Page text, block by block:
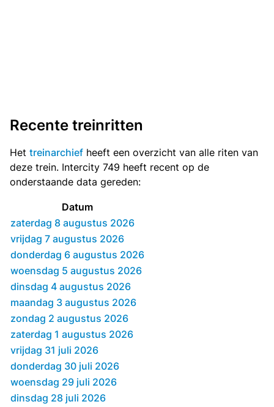
Recente treinritten
Het treinarchief heeft een overzicht van alle riten van
deze trein. Intercity 749 heeft recent op de
onderstaande data gereden:
Datum
zaterdag 8 augustus 2026
vrijdag 7 augustus 2026
donderdag 6 augustus 2026
woensdag 5 augustus 2026
dinsdag 4 augustus 2026
maandag 3 augustus 2026
zondag 2 augustus 2026
zaterdag 1 augustus 2026
vrijdag 31 juli 2026
donderdag 30 juli 2026
woensdag 29 juli 2026
dinsdag 28 juli 2026